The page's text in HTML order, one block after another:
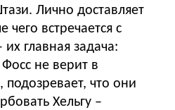
Лично доставляет
чего встречается с
главная задача:
не верит в
подозревает, что они
Хельгу –